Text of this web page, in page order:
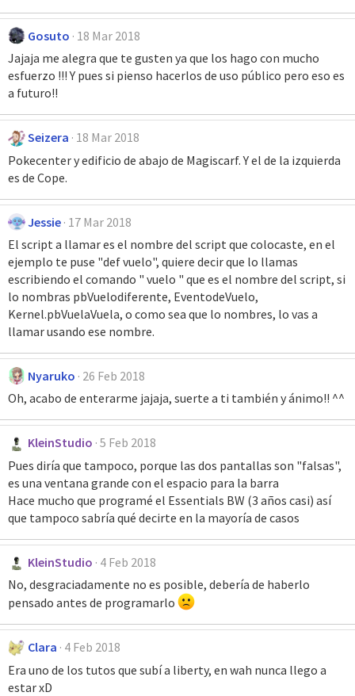
Gosuto 18 Mar 2018
Jajaja me alegra que te gusten ya que los hago con mucho
esfuerzo !!! Y pues si pienso hacerlos de uso público pero eso es
a futuro!!
Seizera 18 Mar 2018
Pokecenter y edificio de abajo de Magiscarf. Y el de la izquierda
es de Cope.
Jessie 17 Mar 2018
El script a llamar es el nombre del script que colocaste, en el
ejemplo te puse "def vuelo", quiere decir que lo llamas
escribiendo el comando " vuelo " que es el nombre del script, si
lo nombras pbVuelodiferente, EventodeVuelo,
Kernel.pbVuelaVuela, o como sea que lo nombres, lo vas a
llamar usando ese nombre.
Nyaruko 26 Feb 2018
Oh, acabo de enterarme jajaja, suerte a ti también y ánimo!! ^^
KleinStudio 5 Feb 2018
Pues diría que tampoco, porque las dos pantallas son "falsas",
es una ventana grande con el espacio para la barra
Hace mucho que programé el Essentials BW (3 años casi) así
que tampoco sabría qué decirte en la mayoría de casos
KleinStudio 4 Feb 2018
No, desgraciadamente no es posible, debería de haberlo
pensado antes de programarlo
Clara 4 Feb 2018
Era uno de los tutos que subí a liberty, en wah nunca llego a
estar xD